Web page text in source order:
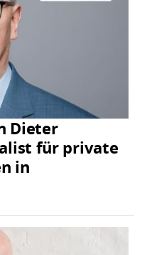
Dieter
für private
in